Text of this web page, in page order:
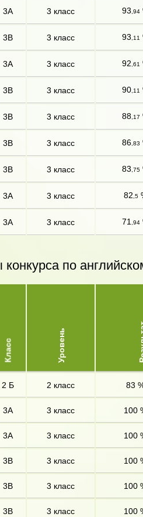
3А 3 класс 93 ,94
3В 3 класс 93 ,11
3А 3 класс 92 ,61
3В 3 класс 90,11
3В 3 класс 88,17
3В 3 класс 86,83
3В 3 класс 83 ,75
3А 3 класс 82 ,5
3А 3 класс 71 ,94
конкурса по
Класс Уровень
2 Б 2 класс 83
3А 3 класс 100
3А 3 класс 100
3В 3 класс 100
3В 3 класс 100
3В 3 класс 100